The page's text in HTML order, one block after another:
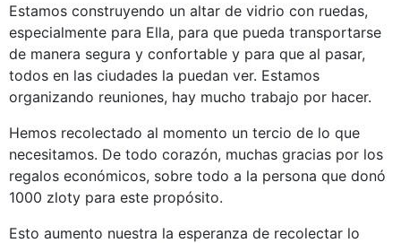
Estamos construyendo un altar de vidrio con ruedas,
especialmente para Ella, para que pueda transportarse
de manera segura y confortable y para que al pasar,
todos en las ciudades la puedan ver. Estamos
organizando reuniones, hay mucho trabajo por hacer.
Hemos recolectado al momento un tercio de lo que
necesitamos. De todo corazón, muchas gracias por los
regalos económicos, sobre todo a la persona que donó
1000 zloty para este propósito.
Esto aumento nuestra la esperanza de recolectar lo